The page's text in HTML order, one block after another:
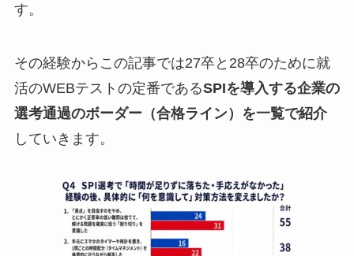
す。
その経験からこの記事では27卒と28卒のために就
活のWEBテストの定番であるSPIを導入する企業の
選考通過のボーダー（合格ライン）を一覧で紹介
していきます。